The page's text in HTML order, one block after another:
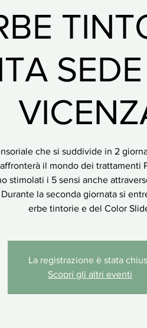
che si suddivide in 2
il mondo dei trattamenti
stimolati i 5 sensi anche
Durante la seconda giornata si
erbe tintorie e del Color
La registrazione è stata
Scopri gli altri eventi